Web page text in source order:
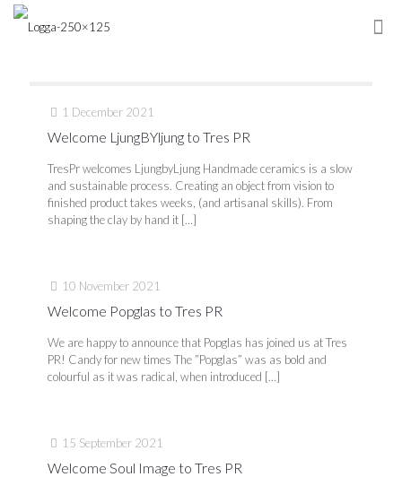
1 December 2021
Welcome LjungBYljung to Tres PR
TresPr welcomes LjungbyLjung Handmade ceramics is a slow
and sustainable process. Creating an object from vision to
finished product takes weeks, (and artisanal skills). From
shaping the clay by hand it […]
10 November 2021
Welcome Popglas to Tres PR
We are happy to announce that Popglas has joined us at Tres
PR! Candy for new times The ”Popglas” was as bold and
colourful as it was radical, when introduced […]
15 September 2021
Welcome Soul Image to Tres PR